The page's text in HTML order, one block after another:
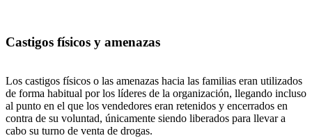
Castigos físicos y amenazas
Los castigos físicos o las amenazas hacia las familias eran utilizados
de forma habitual por los líderes de la organización, llegando incluso
al punto en el que los vendedores eran retenidos y encerrados en
contra de su voluntad, únicamente siendo liberados para llevar a
cabo su turno de venta de drogas.